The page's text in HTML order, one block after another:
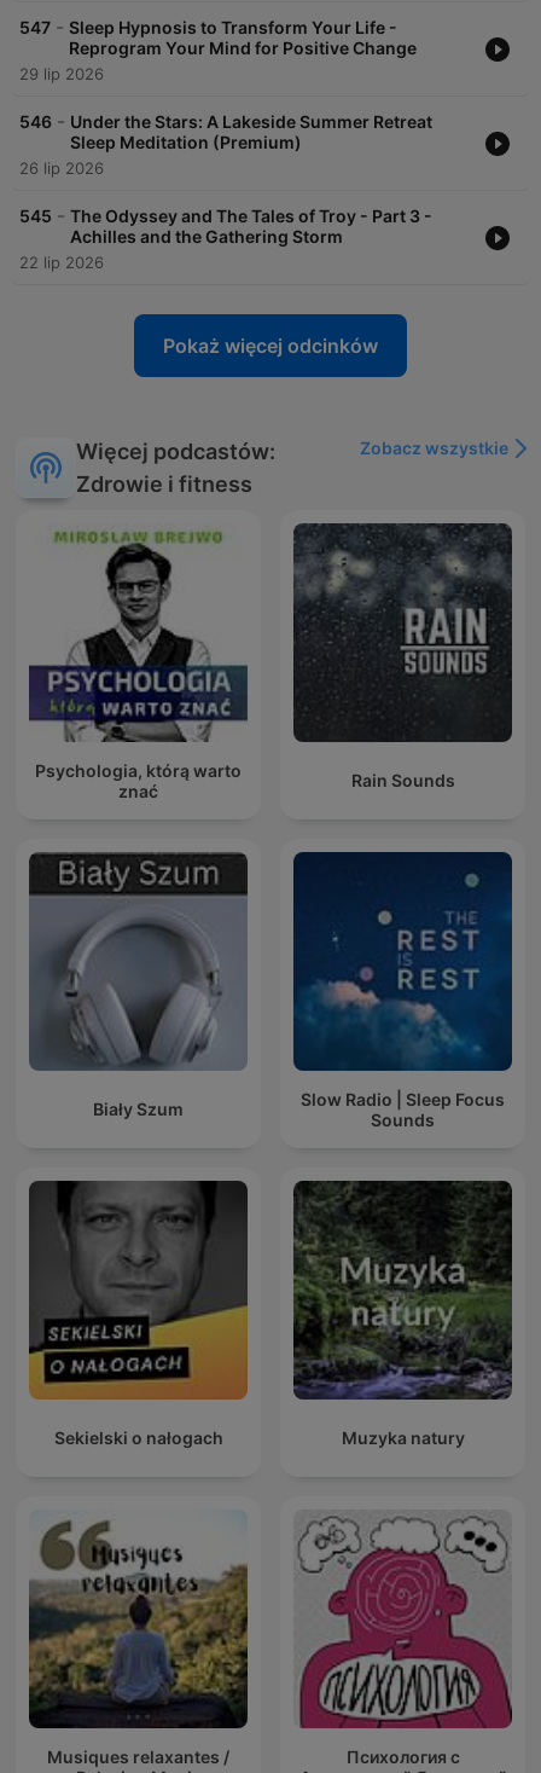
547 - Sleep Hypnosis to Transform Your Life -
Reprogram Your Mind for Positive Change
29 lip 2026
546 - Under the Stars: A Lakeside Summer Retreat
Sleep Meditation (Premium)
26 lip 2026
545 - The Odyssey and The Tales of Troy - Part 3 -
Achilles and the Gathering Storm
22 lip 2026
Pokaż więcej odcinków
Więcej podcastów:
Zdrowie i fitness
Zobacz wszystkie
Psychologia, którą warto
znać
Rain Sounds
Biały Szum
Slow Radio | Sleep Focus
Sounds
Sekielski o nałogach Muzyka natury
Musiques relaxantes /
Психология с